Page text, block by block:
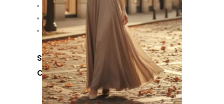
Pagamento Rateale
Personalizzazioni
Consulenza di stile
SKU:N/A
CATEGORIES: Girl Lady ,Madame